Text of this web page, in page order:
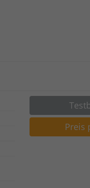
Preis